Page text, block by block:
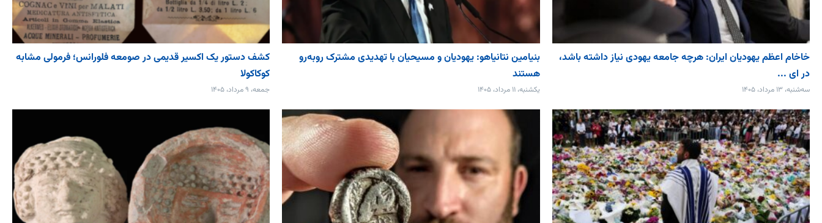
خاخام اعظم یهودیان ایران: هرچه جامعه یهودی نیاز داشته باشد،
در ای ...
سه‌شنبه، ۱۳ مرداد، ۱۴۰۵
بنیامین نتانیاهو: یهودیان و مسیحیان با تهدیدی مشترک روبه‌رو
هستند
یکشنبه، ۱۱ مرداد، ۱۴۰۵
کشف دستور یک اکسیر قدیمی در صومعه فلورانس؛ فرمولی مشابه
کوکاکولا
جمعه، ۹ مرداد، ۱۴۰۵